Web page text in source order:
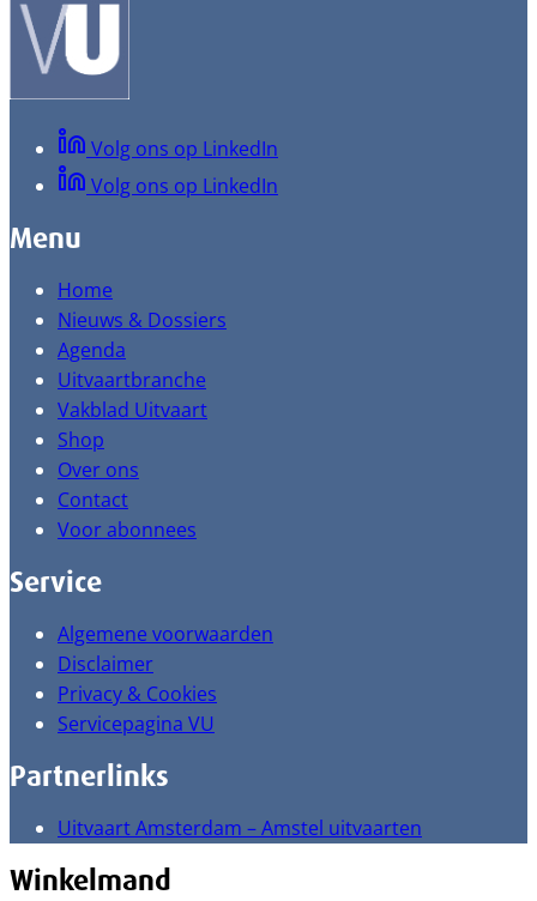
Volg ons op LinkedIn
Volg ons op LinkedIn
Menu
Home
Nieuws & Dossiers
Agenda
Uitvaartbranche
Vakblad Uitvaart
Shop
Over ons
Contact
Voor abonnees
Service
Algemene voorwaarden
Disclaimer
Privacy & Cookies
Servicepagina VU
Partnerlinks
Uitvaart Amsterdam – Amstel uitvaarten
Winkelmand